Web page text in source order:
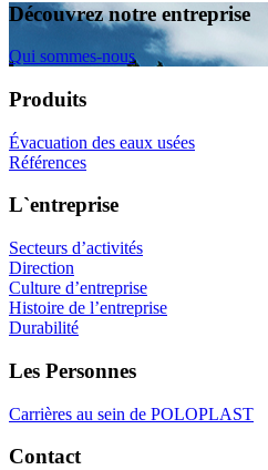
Découvrez notre entreprise
Qui sommes-nous
Produits
Évacuation des eaux usées
Références
L`entreprise
Secteurs d’activités
Direction
Culture d’entreprise
Histoire de l’entreprise
Durabilité
Les Personnes
Carrières au sein de POLOPLAST
Contact